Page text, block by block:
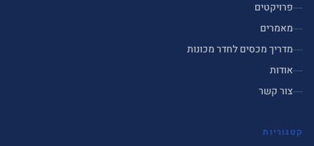
פרויקטים
מאמרים
מדריך מכסים לחדר מכונות
אודות
צור קשר
קטגוריות